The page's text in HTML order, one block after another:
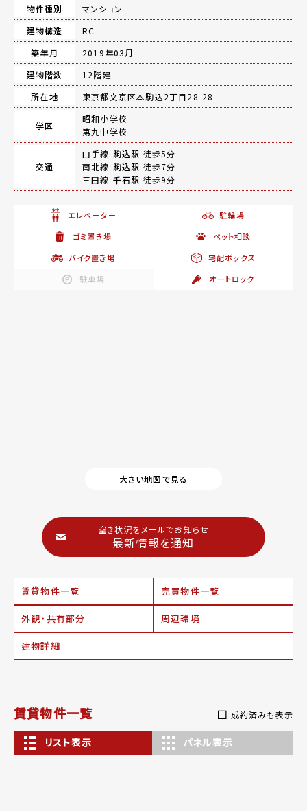
物件種別
マンション
建物構造
RC
築年月
2019年03月
建物階数
12階建
所在地
東京都文京区本駒込2丁目28-28
学区
昭和小学校
第九中学校
交通
山手線-駒込駅 徒歩5分
南北線-駒込駅 徒歩7分
三田線-千石駅 徒歩9分
エレベーター
駐輪場
ゴミ置き場
ペット相談
バイク置き場
宅配ボックス
駐車場
オートロック
大きい地図で見る
空き状況をメールでお知らせ
最新情報を通知
賃貸物件一覧 売買物件一覧
外観・共有部分 周辺環境
建物詳細
賃貸物件一覧 成約済みも表示
リスト表示 パネル表示